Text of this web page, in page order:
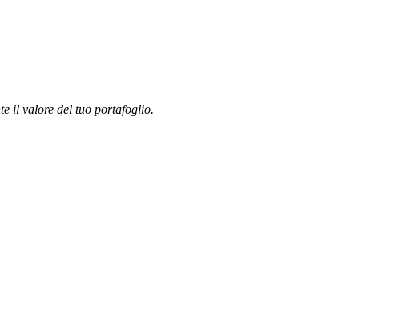
il valore del tuo portafoglio.